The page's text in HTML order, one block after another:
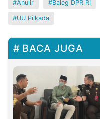
Anulir Baleg DPR RI
UU Pilkada
BACA JUGA